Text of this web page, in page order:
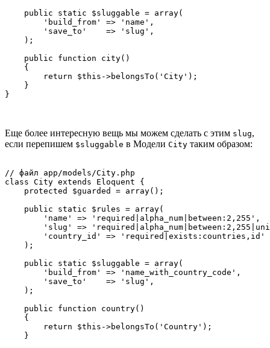
    public static $sluggable = array(
        'build_from' => 'name',
        'save_to'    => 'slug',
    );
    public function city()
    {
        return $this->belongsTo('City');
    }
Еще более интересную вещь мы можем сделать с этим slug,
если перепишем $sluggable в Модели City таким образом:
// файл app/models/City.php
class City extends Eloquent {
    protected $guarded = array();
    public static $rules = array(
        'name' => 'required|alpha_num|between:2,255',
'slug' =>
        'country_id' => 'required|exists:countries,id'
    );
    public static $sluggable = array(
        'build_from' => 'name_with_country_code',
        'save_to'    => 'slug',
    );
    public function country()
    {
        return $this->belongsTo('Country');
    }